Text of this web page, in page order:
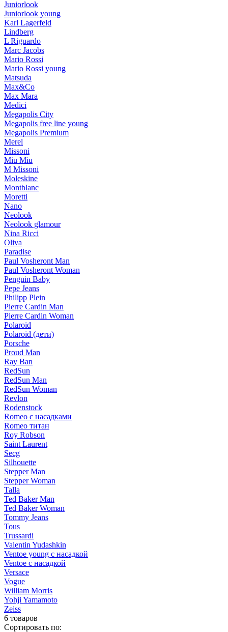
Juniorlook
Juniorlook young
Karl Lagerfeld
Lindberg
L Riguardo
Marc Jacobs
Mario Rossi
Mario Rossi young
Matsuda
Max&Co
Max Mara
Medici
Megapolis City
Megapolis free line young
Megapolis Premium
Merel
Missoni
Miu Miu
M Missoni
Moleskine
Montblanc
Moretti
Nano
Neolook
Neolook glamour
Nina Ricci
Oliva
Paradise
Paul Vosheront Man
Paul Vosheront Woman
Penguin Baby
Pepe Jeans
Philipp Plein
Pierre Cardin Man
Pierre Cardin Woman
Polaroid
Polaroid (дети)
Porsche
Proud Man
Ray Ban
RedSun
RedSun Man
RedSun Woman
Revlon
Rodenstock
Romeo с насадками
Romeo титан
Roy Robson
Saint Laurent
Secg
Silhouette
Stepper Man
Stepper Woman
Talla
Ted Baker Man
Ted Baker Woman
Tommy Jeans
Tous
Trussardi
Valentin Yudashkin
Ventoe young с насадкой
Ventoe с насадкой
Versace
Vogue
William Morris
Yohji Yamamoto
Zeiss
6 товаров
Сортировать по: